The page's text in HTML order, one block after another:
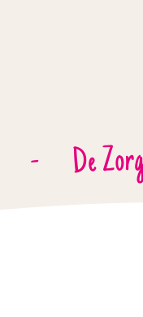
- De